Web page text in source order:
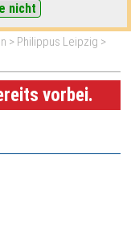
nicht
> Philippus Leipzig >
vorbei.